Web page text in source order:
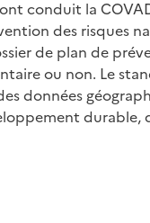
conduit la
des risques
de plan de
ou non. Le
données
durable,